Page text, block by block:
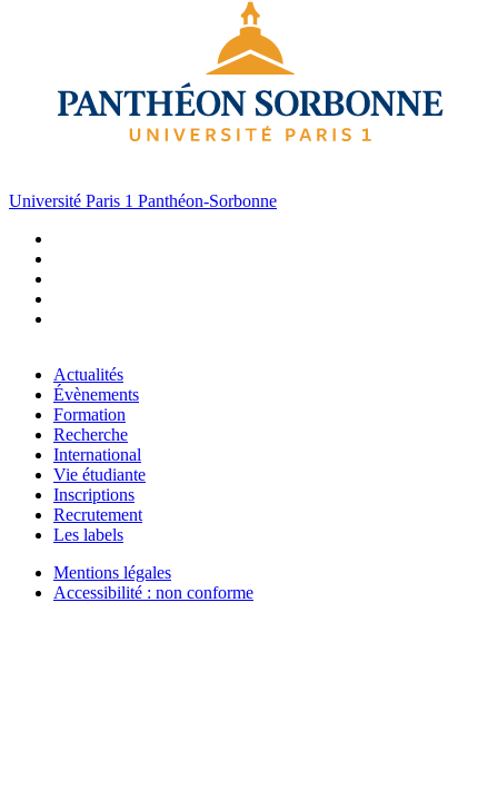
Université Paris 1 Panthéon-Sorbonne
Menu
Pied
page
FR
Actualités
Évènements
Formation
Recherche
International
Vie étudiante
Inscriptions
Recrutement
Les labels
Mentions légales
Accessibilité : non conforme